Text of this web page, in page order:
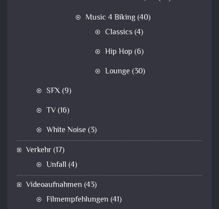
Music 4 Biking(40)
Classics(4)
Hip Hop (6)
Lounge (30)
SFX(9)
TV(16)
White Noise (3)
Verkehr(17)
Unfall (4)
Videoaufnahmen (43)
Filmempfehlungen (41)